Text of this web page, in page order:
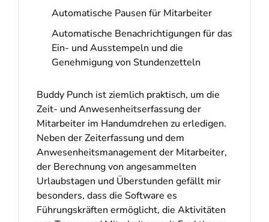
Automatische Pausen für Mitarbeiter
Automatische Benachrichtigungen für das
Ein- und Ausstempeln und die
Genehmigung von Stundenzetteln
Buddy Punch ist ziemlich praktisch, um die
Zeit- und Anwesenheitserfassung der
Mitarbeiter im Handumdrehen zu erledigen.
Neben der Zeiterfassung und dem
Anwesenheitsmanagement der Mitarbeiter,
der Berechnung von angesammelten
Urlaubstagen und Überstunden gefällt mir
besonders, dass die Software es
Führungskräften ermöglicht, die Aktivitäten